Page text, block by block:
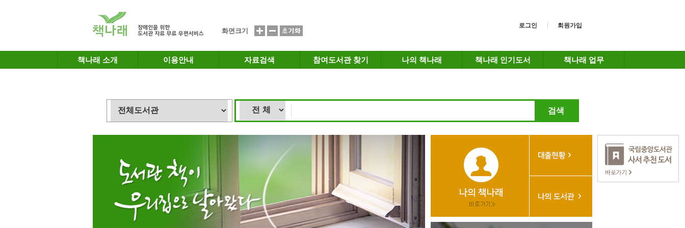
화면크기
로그인 회원가입
책나래 소개 이용안내 자료검색 참여도서관 찾기 나의 책나래 책나래 인기도서 책나래 업무
검색